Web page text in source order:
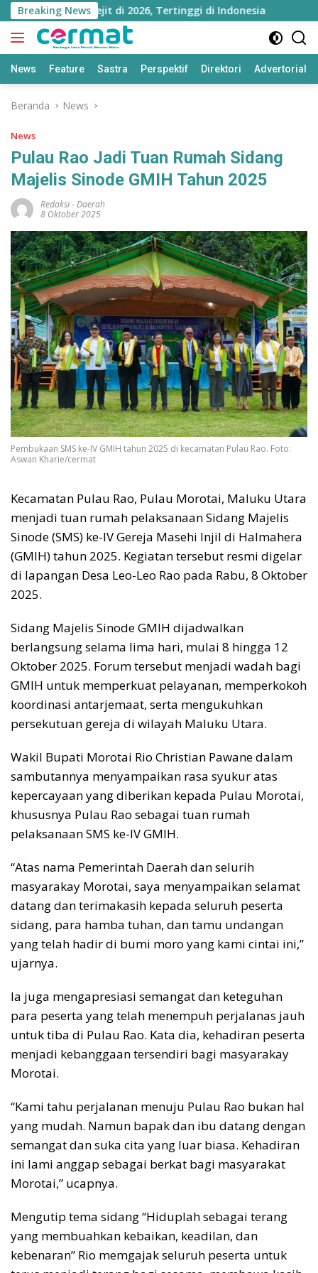
Langsung
ke
konten
Breaking News
Utara Melejit di 2026, Tertinggi di Indonesia
News Feature Sastra Perspektif Direktori Advertorial
Beranda News
News
Pulau Rao Jadi Tuan Rumah Sidang
Majelis Sinode GMIH Tahun 2025
Redaksi-Daerah
8 Oktober 2025
Pembukaan SMS ke-IV GMIH tahun 2025 di kecamatan Pulau Rao. Foto:
Aswan Kharie/cermat
Kecamatan Pulau Rao, Pulau Morotai, Maluku Utara
menjadi tuan rumah pelaksanaan Sidang Majelis
Sinode (SMS) ke-IV Gereja Masehi Injil di Halmahera
(GMIH) tahun 2025. Kegiatan tersebut resmi digelar
di lapangan Desa Leo-Leo Rao pada Rabu, 8 Oktober
2025.
Sidang Majelis Sinode GMIH dijadwalkan
berlangsung selama lima hari, mulai 8 hingga 12
Oktober 2025. Forum tersebut menjadi wadah bagi
GMIH untuk memperkuat pelayanan, memperkokoh
koordinasi antarjemaat, serta mengukuhkan
persekutuan gereja di wilayah Maluku Utara.
Wakil Bupati Morotai Rio Christian Pawane dalam
sambutannya menyampaikan rasa syukur atas
kepercayaan yang diberikan kepada Pulau Morotai,
khususnya Pulau Rao sebagai tuan rumah
pelaksanaan SMS ke-IV GMIH.
“Atas nama Pemerintah Daerah dan selurih
masyarakay Morotai, saya menyampaikan selamat
datang dan terimakasih kepada seluruh peserta
sidang, para hamba tuhan, dan tamu undangan
yang telah hadir di bumi moro yang kami cintai ini,”
ujarnya.
Ia juga mengapresiasi semangat dan keteguhan
para peserta yang telah menempuh perjalanas jauh
untuk tiba di Pulau Rao. Kata dia, kehadiran peserta
menjadi kebanggaan tersendiri bagi masyarakay
Morotai.
“Kami tahu perjalanan menuju Pulau Rao bukan hal
yang mudah. Namun bapak dan ibu datang dengan
semangat dan suka cita yang luar biasa. Kehadiran
ini lami anggap sebagai berkat bagi masyarakat
Morotai,” ucapnya.
Mengutip tema sidang “Hiduplah sebagai terang
yang membuahkan kebaikan, keadilan, dan
kebenaran” Rio memgajak seluruh peserta untuk